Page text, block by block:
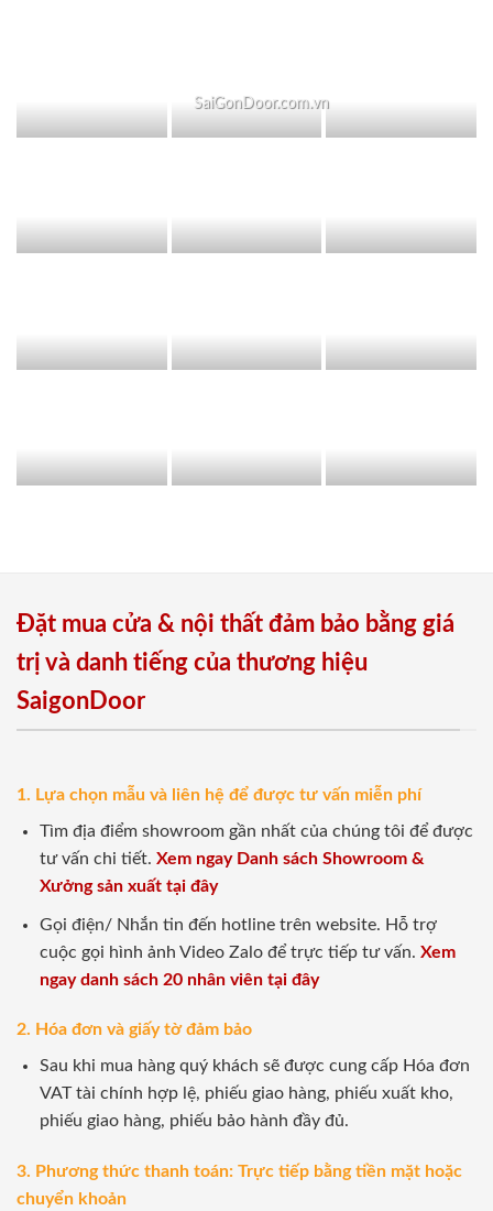
SaiGonDoor.com.vn
Đặt mua cửa & nội thất đảm bảo bằng giá
trị và danh tiếng của thương hiệu
SaigonDoor
1. Lựa chọn mẫu và liên hệ để được tư vấn miễn phí
Tìm địa điểm showroom gần nhất của chúng tôi để được
tư vấn chi tiết. Xem ngay Danh sách Showroom &
Xưởng sản xuất tại đây
Gọi điện/ Nhắn tin đến hotline trên website. Hỗ trợ
cuộc gọi hình ảnh Video Zalo để trực tiếp tư vấn. Xem
ngay danh sách 20 nhân viên tại đây
2. Hóa đơn và giấy tờ đảm bảo
Sau khi mua hàng quý khách sẽ được cung cấp Hóa đơn
VAT tài chính hợp lệ, phiếu giao hàng, phiếu xuất kho,
phiếu giao hàng, phiếu bảo hành đầy đủ.
3. Phương thức thanh toán: Trực tiếp bằng tiền mặt hoặc
chuyển khoản